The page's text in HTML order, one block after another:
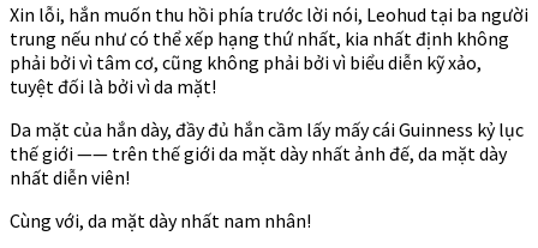
Xin lỗi, hắn muốn thu hồi phía trước lời nói, Leohud tại ba người
trung nếu như có thể xếp hạng thứ nhất, kia nhất định không
phải bởi vì tâm cơ, cũng không phải bởi vì biểu diễn kỹ xảo,
tuyệt đối là bởi vì da mặt!
Da mặt của hắn dày, đầy đủ hắn cầm lấy mấy cái Guinness kỷ lục
thế giới —— trên thế giới da mặt dày nhất ảnh đế, da mặt dày
nhất diễn viên!
Cùng với, da mặt dày nhất nam nhân!